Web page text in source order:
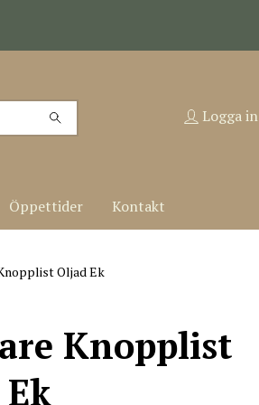
Logga in
Öppettider Kontakt
Oljad Ek
Knopplist